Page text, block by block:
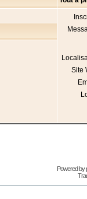
Site
Powered by